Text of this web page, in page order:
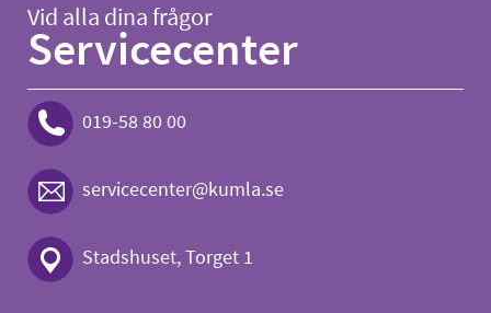
Vid alla dina frågor
Servicecenter
019-58 80 00
servicecenter@kumla.se
Stadshuset, Torget 1